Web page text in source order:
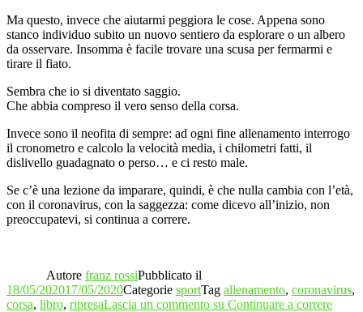
Ma questo, invece che aiutarmi peggiora le cose. Appena sono
stanco individuo subito un nuovo sentiero da esplorare o un albero
da osservare. Insomma è facile trovare una scusa per fermarmi e
tirare il fiato.
Sembra che io si diventato saggio.
Che abbia compreso il vero senso della corsa.
Invece sono il neofita di sempre: ad ogni fine allenamento interrogo
il cronometro e calcolo la velocità media, i chilometri fatti, il
dislivello guadagnato o perso… e ci resto male.
Se c’è una lezione da imparare, quindi, è che nulla cambia con l’età,
con il coronavirus, con la saggezza: come dicevo all’inizio, non
preoccupatevi, si continua a correre.
Autore franz rossiPubblicato il
18/05/202017/05/2020Categorie sportTag allenamento, coronavirus,
corsa, libro, ripresaLascia un commento su Continuare a correre